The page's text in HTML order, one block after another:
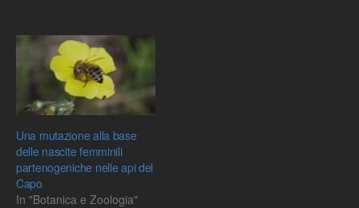
Una mutazione alla base
delle nascite femminili
partenogeniche nelle api del
Capo
In "Botanica e Zoologia"